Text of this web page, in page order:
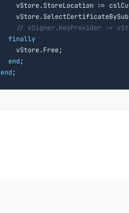
vStore.StoreLocation :=
// vSigner.KeyProvider :=
finally
    vStore.Free;
end
end ;